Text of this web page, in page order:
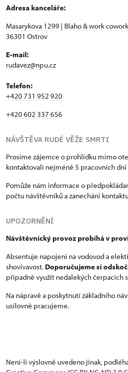
Adresa kanceláře:
Masarykova 1299 | Blaho & work
36301 Ostrov
E-mail:
rudavez@npu.cz
Telefon:
+420 731 952 920
+420 602 337 656
NÁVŠTĚVA RUDÉ VĚŽE SMRTI
Prosíme zájemce o prohlídku mimo
kontaktovali nejméně 5 pracovních
Pomůže nám informace o
počtu návštěvníků a zanechání
UPOZORNĚNÍ
Návštěvnický provoz probíhá v
Absentuje napojení na vodovod a
shovívavost. Doporučujeme si
případně využít nedalekých čerpacích
Na nápravě a poskytnutí základního
usilovně pracujeme.
Není-li výslovně uvedeno jinak,